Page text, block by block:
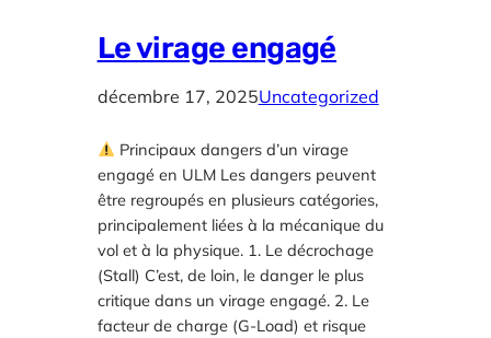
Le virage engagé
décembre 17, 2025Uncategorized
Principaux dangers d’un virage
engagé en ULM Les dangers peuvent
être regroupés en plusieurs catégories,
principalement liées à la mécanique du
vol et à la physique. 1. Le décrochage
(Stall) C’est, de loin, le danger le plus
critique dans un virage engagé. 2. Le
facteur de charge (G-Load) et risque